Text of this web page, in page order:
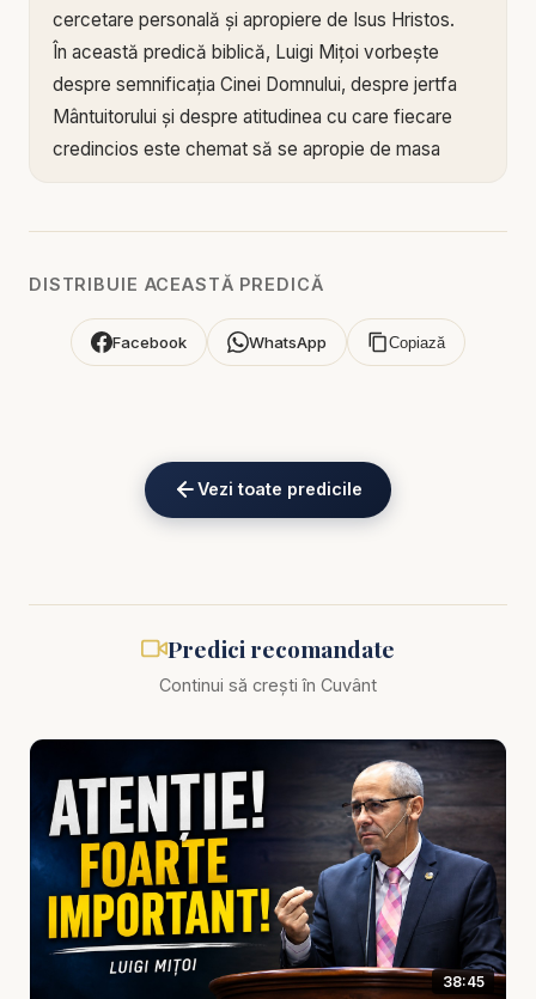
cercetare personală și apropiere de Isus Hristos.
În această predică biblică, Luigi Mițoi vorbește
despre semnificația Cinei Domnului, despre jertfa
Mântuitorului și despre atitudinea cu care fiecare
credincios este chemat să se apropie de masa
Pâinea amintește de trupul lui Hristos oferit pentru
legământ, vărsat pentru iertarea păcatelor. Nu
Mesajul subliniază că invitația este adresată
fără greșeală, ci a celor care vin cu pocăință,
credință și dorința sinceră de a trăi în ascultare de
participare. Această cercetare nu urmărește să ne
îndepărteze de Dumnezeu prin vinovăție, ci să ne
conducă la mărturisire și împăcare. Nu trebuie să
privim doar la greșelile altora, ci să permitem
Duhului Sfânt să ne descopere propria inimă.
Luigi Mițoi evidențiază și importanța reconcilierii.
Nu putem comemora iubirea lui Hristos păstrând în
DISTRIBUIE ACEASTĂ PREDICĂ
Facebook WhatsApp Copiază
Vezi toate predicile
Predici recomandate
Continui să crești în Cuvânt
38:45